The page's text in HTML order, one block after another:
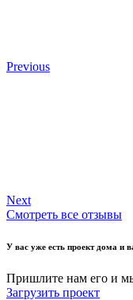
Previous
Next
Смотреть все отзывы
У вас уже есть проект дома и
Пришлите нам его и
Загрузить проект